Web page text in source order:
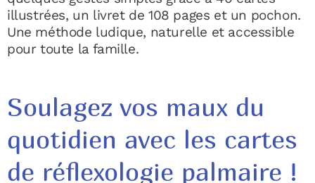
illustrées, un livret de 108 pages et un pochon.
Une méthode ludique, naturelle et accessible
pour toute la famille.
Soulagez vos maux du
quotidien avec les cartes
de réflexologie palmaire !